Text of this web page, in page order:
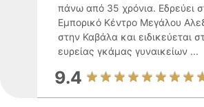
πάνω από 35 χρόνια. Εδρεύει
Εμπορικό Κέντρο Μεγάλου
στην Καβάλα και ειδικεύεται
ευρείας γκάμας γυναικείων ...
9.4